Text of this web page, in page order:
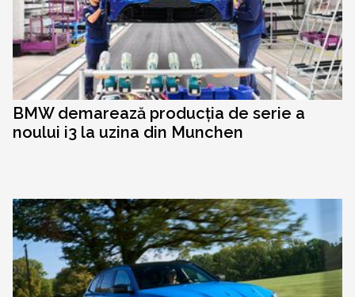
BMW demarează producția de serie a
noului i3 la uzina din Munchen